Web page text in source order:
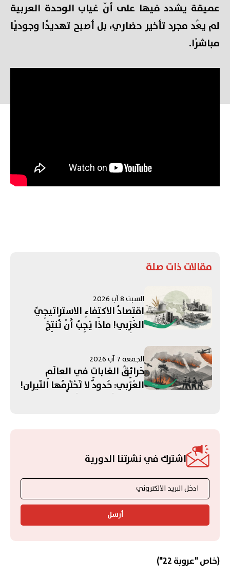
عميقة يشدد فيها على أنّ غياب الوحدة العربية
لم يعُد مجرد تأخير حضاري، بل أصبح تهديدًا وجوديًا
مباشرًا.
مقالات ذات صلة
السبت 8 آب 2026
اقتِصادُ الاكتِفاءِ الاستراتيجِيِّ
العَرَبي! ماذا يَجِبُ أَنْ نُنتِجَ
المُقبِلَة؟
الجمعة 7 آب 2026
حَرائِقُ الغاباتِ في العالَمِ
العَرَبي: حُدودٌ لا تَحْتَرِمُها النّيران!
اشترك في نشرتنا الدورية
أرسل
(خاص "عروبة 22")